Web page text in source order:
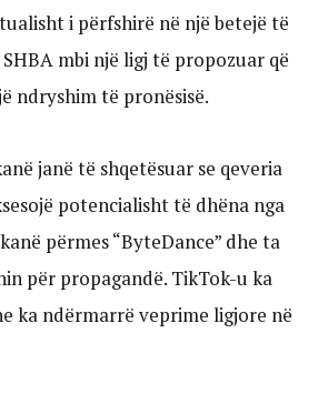
i përfshirë në një betejë të
mbi një ligj të propozuar që
ndryshim të pronësisë.
janë të shqetësuar se qeveria
potencialisht të dhëna nga
përmes “ByteDance” dhe ta
për propagandë. TikTok-u ka
ka ndërmarrë veprime ligjore në